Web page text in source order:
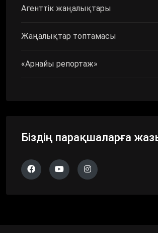
Агенттік жаңалықтары
Жаңалықтар топтамасы
«Арнайы репортаж»
Біздің парақшаларға